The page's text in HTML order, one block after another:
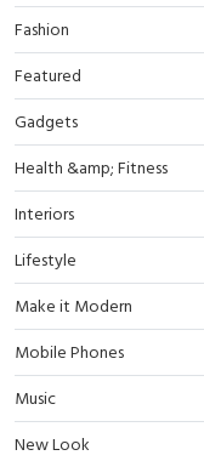
Fashion
Featured
Gadgets
Health &amp; Fitness
Interiors
Lifestyle
Make it Modern
Mobile Phones
Music
New Look